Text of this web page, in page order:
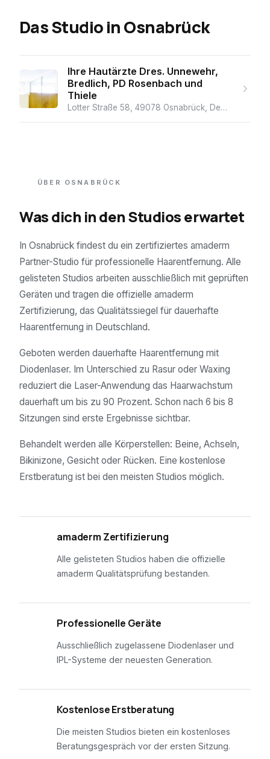
Das StudioinOsnabrück
Ihre Hautärzte Dres. Unnewehr,
Bredlich, PD Rosenbach und
Thiele
Lotter Straße 58, 49078 Osnabrück, Deutschland
ÜBER OSNABRÜCK
Was dich in den Studios erwartet
In Osnabrück findest du ein zertifiziertes amaderm
Partner-Studio für professionelle Haarentfernung. Alle
gelisteten Studios arbeiten ausschließlich mit geprüften
Geräten und tragen die offizielle amaderm
Zertifizierung, das Qualitätssiegel für dauerhafte
Haarentfernung in Deutschland.
Geboten werden dauerhafte Haarentfernung mit
Diodenlaser. Im Unterschied zu Rasur oder Waxing
reduziert die Laser-Anwendung das Haarwachstum
dauerhaft um bis zu 90 Prozent. Schon nach 6 bis 8
Sitzungen sind erste Ergebnisse sichtbar.
Behandelt werden alle Körperstellen: Beine, Achseln,
Bikinizone, Gesicht oder Rücken. Eine kostenlose
Erstberatung ist bei den meisten Studios möglich.
amaderm Zertifizierung
Alle gelisteten Studios haben die offizielle
amaderm Qualitätsprüfung bestanden.
Professionelle Geräte
Ausschließlich zugelassene Diodenlaser und
IPL-Systeme der neuesten Generation.
Kostenlose Erstberatung
Die meisten Studios bieten ein kostenloses
Beratungsgespräch vor der ersten Sitzung.